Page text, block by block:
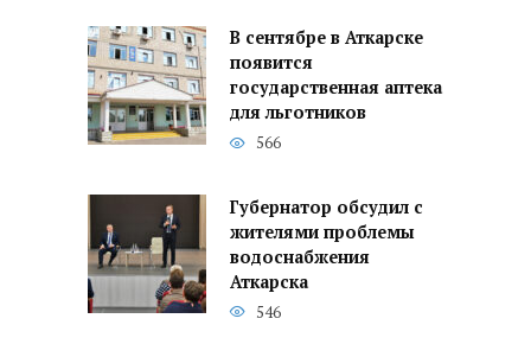
В сентябре в Аткарске
появится
государственная аптека
для льготников
566
Губернатор обсудил с
жителями проблемы
водоснабжения
Аткарска
546